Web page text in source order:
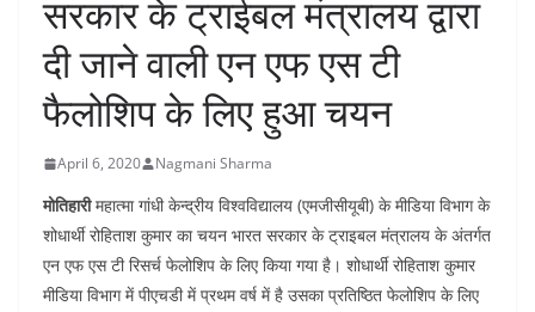
सरकार के ट्राईबल मंत्रालय द्वारा
दी जाने वाली एन एफ एस टी
फैलोशिप के लिए हुआ चयन
April 6, 2020 Nagmani Sharma
मोतिहारीमहात्मा गांधी केन्द्रीय विश्वविद्यालय (एमजीसीयूबी) के मीडिया विभाग के
शोधार्थी रोहिताश कुमार का चयन भारत सरकार के ट्राइबल मंत्रालय के अंतर्गत
एन एफ एस टी रिसर्च फेलोशिप के लिए किया गया है। शोधार्थी रोहिताश कुमार
मीडिया विभाग में पीएचडी में प्रथम वर्ष में है उसका प्रतिष्ठित फेलोशिप के लिए